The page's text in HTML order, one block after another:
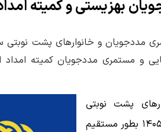
مددجویان و خانوارهای پشت
و مستمری مددجویان کمیته
پشت نوبتی
سازمان بهزیستی کشور مربوط به خرداد سال ۱۴۰۵ بطور مستقیم